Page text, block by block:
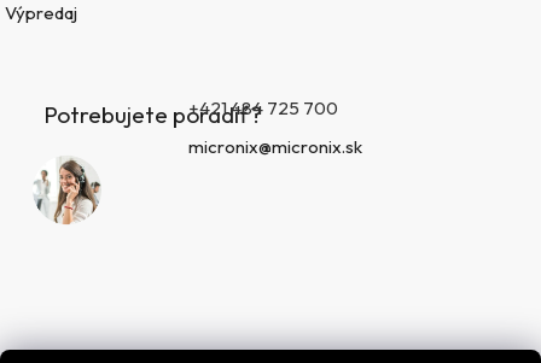
Výpredaj
Potrebujete poradiť?+421 484 725 700
micronix@micronix.sk